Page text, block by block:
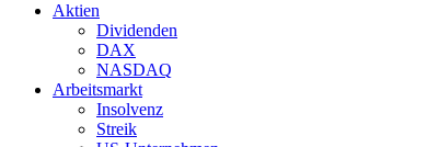
Aktien
Dividenden
DAX
NASDAQ
Arbeitsmarkt
Insolvenz
Streik